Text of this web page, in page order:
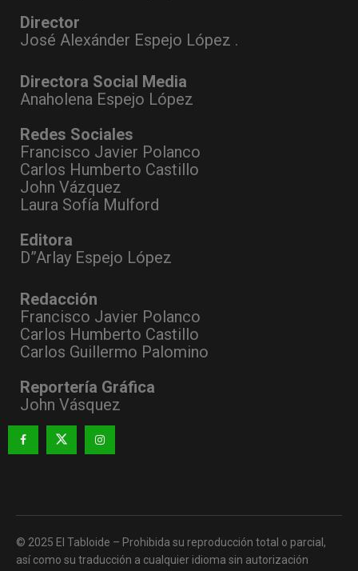
Director
José Alexánder Espejo López .
Directora Social Media
Anaholena Espejo López
Redes Sociales
Francisco Javier Polanco
Carlos Humberto Castillo
John Vázquez
Laura Sofía Mulford
Editora
D”Arlay Espejo López
Redacción
Francisco Javier Polanco
Carlos Humberto Castillo
Carlos Guillermo Palomino
Reportería Gráfica
John Vásquez
© 2025 El Tabloide – Prohibida su reproducción total o parcial,
así como su traducción a cualquier idioma sin autorización